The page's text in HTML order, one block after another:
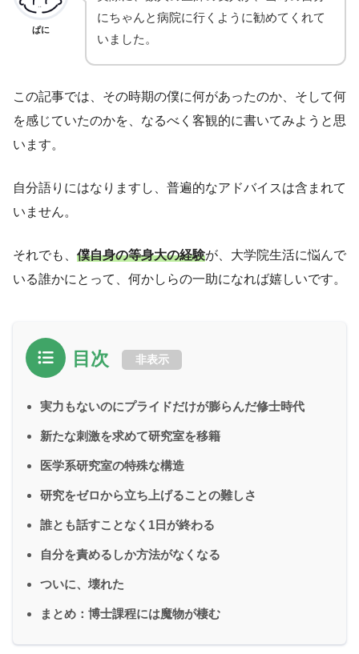
ぱに
にちゃんと病院に行くように勧めてくれて
いました。
この記事では、その時期の僕に何があったのか、そして何
を感じていたのかを、なるべく客観的に書いてみようと思
います。
自分語りにはなりますし、普遍的なアドバイスは含まれて
いません。
それでも、 僕自身の等身大の経験が、大学院生活に悩んで
いる誰かにとって、何かしらの一助になれば嬉しいです。
目次 非表示
実力もないのにプライドだけが膨らんだ修士時代
新たな刺激を求めて研究室を移籍
医学系研究室の特殊な構造
研究をゼロから立ち上げることの難しさ
誰とも話すことなく1日が終わる
自分を責めるしか方法がなくなる
ついに、壊れた
まとめ：博士課程には魔物が棲む